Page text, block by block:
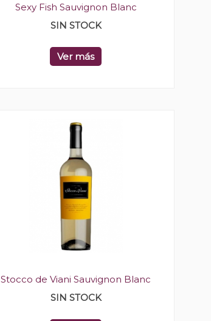
Sexy Fish Sauvignon Blanc
SIN STOCK
Ver más
Stocco de Viani Sauvignon Blanc
SIN STOCK